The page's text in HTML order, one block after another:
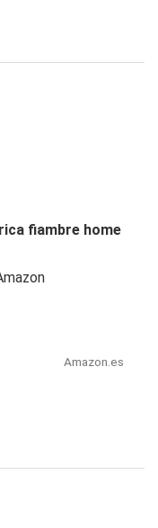
fiambre home
Amazon.es